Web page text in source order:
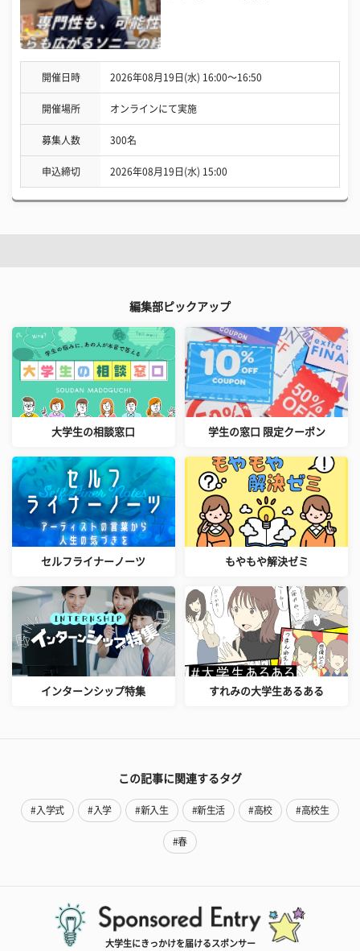
開催日時 2026年08月19日(水) 16:00〜16:50
開催場所 オンラインにて実施
募集人数 300名
申込締切 2026年08月19日(水) 15:00
編集部ピックアップ
大学生の相談窓口 学生の窓口 限定クーポン
セルフライナーノーツ もやもや解決ゼミ
インターンシップ特集 すれみの大学生あるある
この記事に関連するタグ
#入学式 #入学 #新入生 #新生活 #高校 #高校生
#春
大学生にきっかけを届けるスポンサー